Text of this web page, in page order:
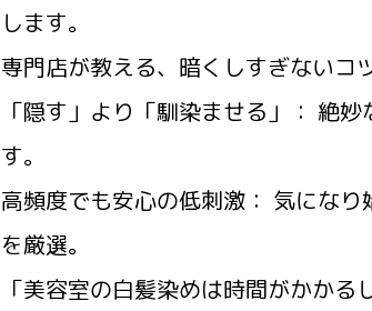
します。
専門店が教える、暗くしすぎないコ
「隠す」より「馴染ませる」： 絶
す。
高頻度でも安心の低刺激： 気にな
を厳選。
「美容室の白髪染めは時間がかか